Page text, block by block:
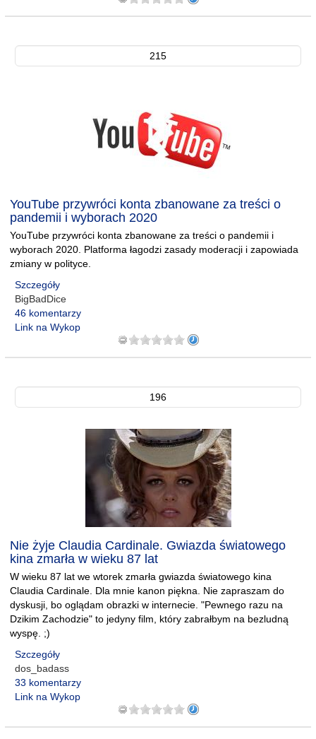
215
YouTube przywróci konta zbanowane za treści o
pandemii i wyborach 2020
YouTube przywróci konta zbanowane za treści o pandemii i
wyborach 2020. Platforma łagodzi zasady moderacji i zapowiada
zmiany w polityce.
Szczegóły
BigBadDice
46 komentarzy
Link na Wykop
196
Nie żyje Claudia Cardinale. Gwiazda światowego
kina zmarła w wieku 87 lat
W wieku 87 lat we wtorek zmarła gwiazda światowego kina
Claudia Cardinale. Dla mnie kanon piękna. Nie zapraszam do
dyskusji, bo oglądam obrazki w internecie. "Pewnego razu na
Dzikim Zachodzie" to jedyny film, który zabrałbym na bezludną
wyspę. ;)
Szczegóły
dos_badass
33 komentarzy
Link na Wykop